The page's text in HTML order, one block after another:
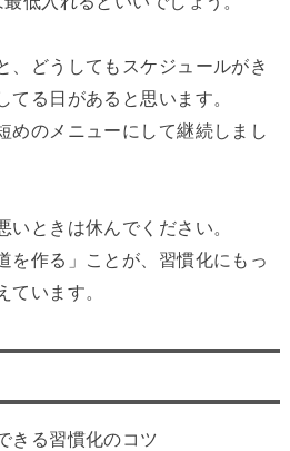
、どうしてもスケジュールがき
てる日があると思います。
めのメニューにして継続しまし
いときは休んでください。
を作る」ことが、習慣化にもっ
ています。
きる習慣化のコツ